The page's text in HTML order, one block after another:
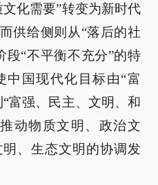
化需要”转变为新时代
供给侧则从“落后的社
段“不平衡不充分”的特
中国现代化目标由“富
富强、民主、文明、和
动物质文明、政治文
、生态文明的协调发